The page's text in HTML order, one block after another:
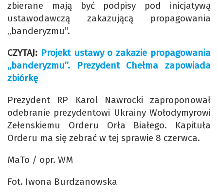
zbierane mają być podpisy pod inicjatywą
ustawodawczą zakazującą propagowania
„banderyzmu”.
CZYTAJ: Projekt ustawy o zakazie propagowania
„banderyzmu”. Prezydent Chełma zapowiada
zbiórkę
Prezydent RP Karol Nawrocki zaproponował
odebranie prezydentowi Ukrainy Wołodymyrowi
Zełenskiemu Orderu Orła Białego. Kapituła
Orderu ma się zebrać w tej sprawie 8 czerwca.
MaTo / opr. WM
Fot. Iwona Burdzanowska